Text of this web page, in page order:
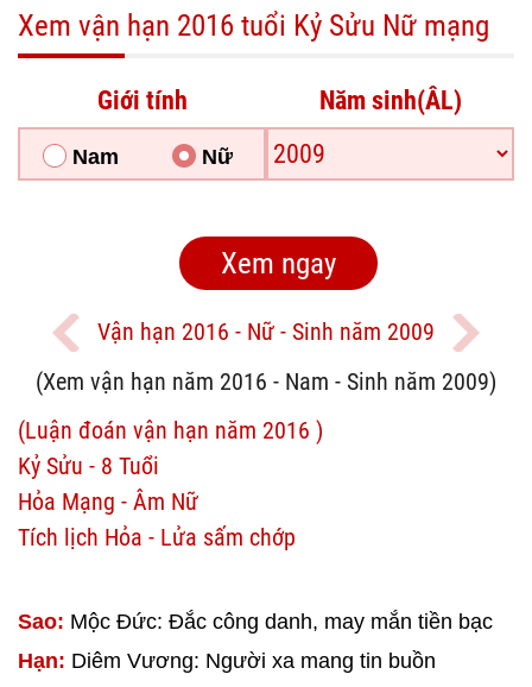
Xem vận hạn 2016 tuổi Kỷ Sửu Nữ mạng
Giới tính
Nam Nữ
Năm sinh(ÂL)
Vận hạn 2016 - Nữ - Sinh năm 2009
(Xem vận hạn năm 2016 - Nam - Sinh năm 2009)
(Luận đoán vận hạn năm 2016 )
Kỷ Sửu - 8 Tuổi
Hỏa Mạng - Âm Nữ
Tích lịch Hỏa - Lửa sấm chớp
Sao: Mộc Đức: Đắc công danh, may mắn tiền bạc
Hạn: Diêm Vương: Người xa mang tin buồn